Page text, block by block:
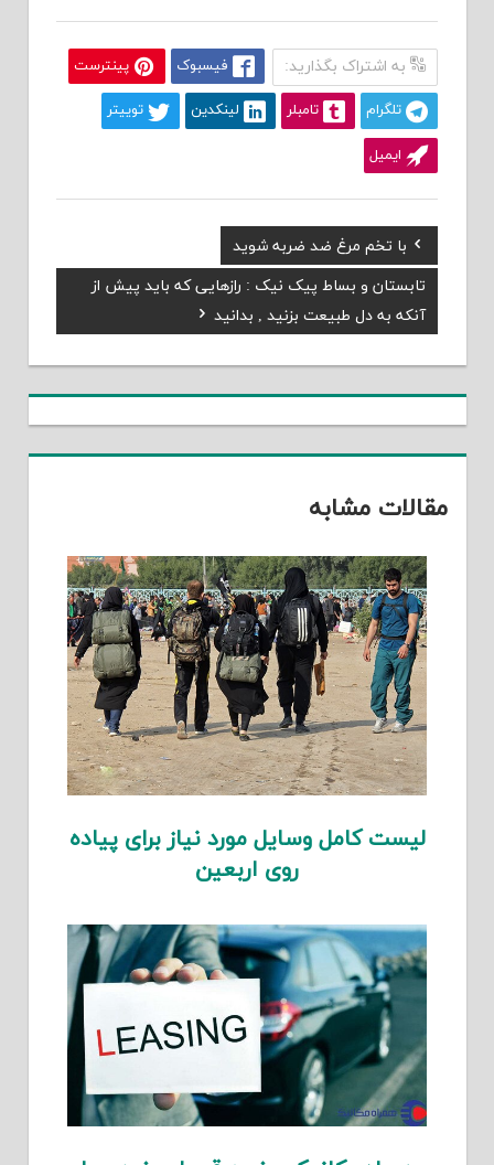
به اشتراک بگذارید: فیسبوک پینترست
تلگرام تامبلر لینکدین توییتر
ایمیل
راهبری
نوشته
Previous
Post:
با تخم مرغ ضد ضربه شوید
Next
Post:
تابستان و بساط پیک نیک : رازهایی که باید پیش از
آنکه به دل طبیعت بزنید , بدانید
مقالات مشابه
لیست کامل وسایل مورد نیاز برای پیاده
روی اربعین